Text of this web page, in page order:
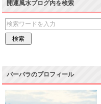
開運風水ブログ内を検索
バーバラのプロフィール